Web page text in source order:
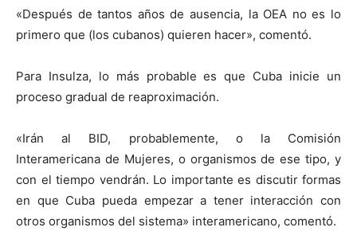
«Después de tantos años de ausencia, la OEA no es lo
primero que (los cubanos) quieren hacer», comentó.
Para Insulza, lo más probable es que Cuba inicie un
proceso gradual de reaproximación.
«Irán al BID, probablemente, o la Comisión
Interamericana de Mujeres, o organismos de ese tipo, y
con el tiempo vendrán. Lo importante es discutir formas
en que Cuba pueda empezar a tener interacción con
otros organismos del sistema» interamericano, comentó.